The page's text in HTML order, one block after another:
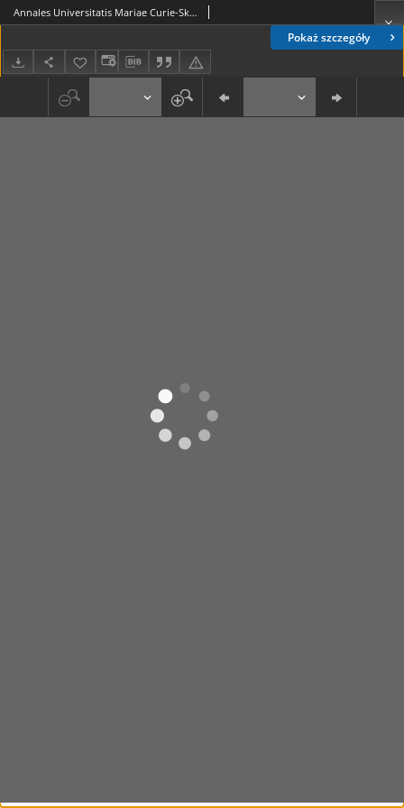
Pokaż szczegóły
Annales Universitatis Mariae Curie-Skłodowska. Sectio B, Geographia, Geologia, Mineralogia et Petrographia Vol. 59 (2004) Spis treści